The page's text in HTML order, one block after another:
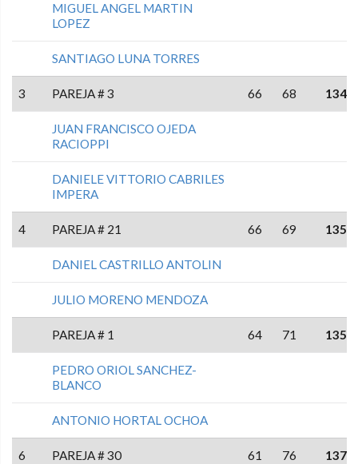
MIGUEL ANGEL MARTIN
LOPEZ
SANTIAGO LUNA TORRES
3 PAREJA # 3 66 68 134
JUAN FRANCISCO OJEDA
RACIOPPI
DANIELE VITTORIO CABRILES
IMPERA
4 PAREJA # 21 66 69 135
DANIEL CASTRILLO ANTOLIN
JULIO MORENO MENDOZA
PAREJA # 1 64 71 135
PEDRO ORIOL SANCHEZ-
BLANCO
ANTONIO HORTAL OCHOA
6 PAREJA # 30 61 76 137